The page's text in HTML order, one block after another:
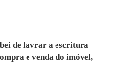
de lavrar a escritura
e venda do imóvel,